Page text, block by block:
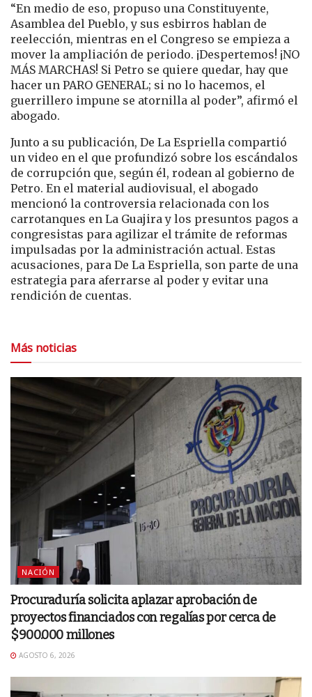
“En medio de eso, propuso una Constituyente,
Asamblea del Pueblo, y sus esbirros hablan de
reelección, mientras en el Congreso se empieza a
mover la ampliación de periodo. ¡Despertemos! ¡NO
MÁS MARCHAS! Si Petro se quiere quedar, hay que
hacer un PARO GENERAL; si no lo hacemos, el
guerrillero impune se atornilla al poder”, afirmó el
abogado.
Junto a su publicación, De La Espriella compartió
un video en el que profundizó sobre los escándalos
de corrupción que, según él, rodean al gobierno de
Petro. En el material audiovisual, el abogado
mencionó la controversia relacionada con los
carrotanques en La Guajira y los presuntos pagos a
congresistas para agilizar el trámite de reformas
impulsadas por la administración actual. Estas
acusaciones, para De La Espriella, son parte de una
estrategia para aferrarse al poder y evitar una
rendición de cuentas.
Más noticias
NACIÓN
Procuraduría solicita aplazar aprobación de
proyectos financiados con regalías por cerca de
$900.000 millones
AGOSTO 6, 2026